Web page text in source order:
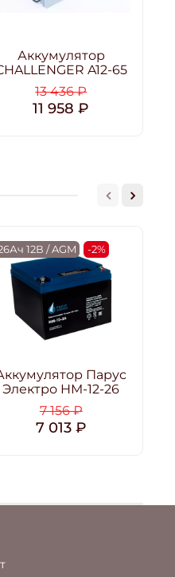
Аккумулятор
A12-65
13 436 ₽
11 958 ₽
12В / AGM -2%
Парус
Электро HM-12-26
7 156 ₽
7 013 ₽